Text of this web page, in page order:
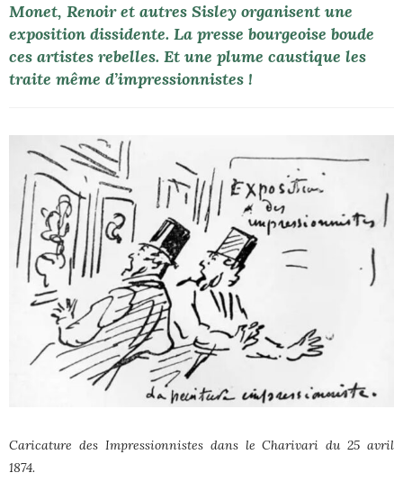
Monet, Renoir et autres Sisley organisent une
exposition dissidente. La presse bourgeoise boude
ces artistes rebelles. Et une plume caustique les
traite même d’impressionnistes !
Caricature des Impressionnistes dans le Charivari du 25 avril
1874.